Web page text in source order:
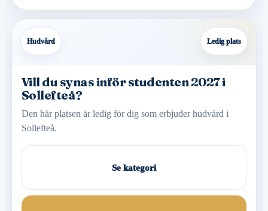
Hudvård Ledig plats
Vill du synas inför studenten 2027 i
Sollefteå?
Den här platsen är ledig för dig som erbjuder hudvård i
Sollefteå.
Se kategori